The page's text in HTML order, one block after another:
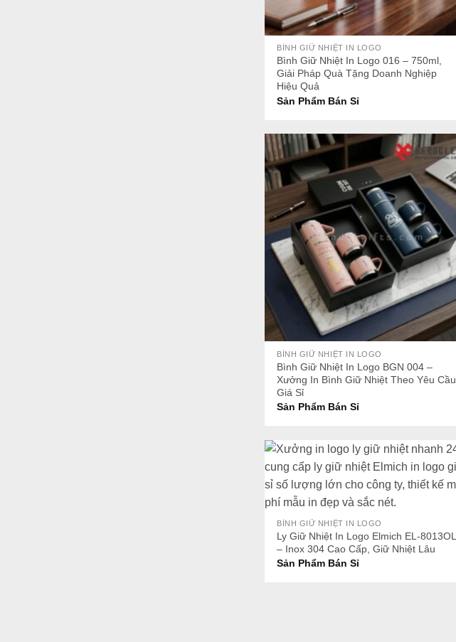
+
BÌNH GIỮ NHIỆT IN LOGO
Bình Giữ Nhiệt In Logo 016 – 750ml,
Giải Pháp Quà Tặng Doanh Nghiệp
Hiệu Quả
Sản Phẩm Bán Sỉ
+
BÌNH GIỮ NHIỆT IN LOGO
Bình Giữ Nhiệt In Logo BGN 004 –
Xưởng In Bình Giữ Nhiệt Theo Yêu Cầu
Giá Sỉ
Sản Phẩm Bán Sỉ
BÌNH GIỮ NHIỆT IN LOGO
Ly Giữ Nhiệt In Logo Elmich EL-8013OL
– Inox 304 Cao Cấp, Giữ Nhiệt Lâu
Sản Phẩm Bán Sỉ